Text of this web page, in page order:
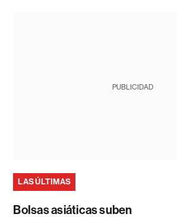
PUBLICIDAD
LAS ÚLTIMAS
Bolsas asiáticas suben